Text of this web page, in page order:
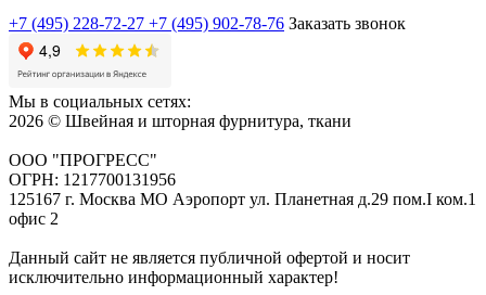
+7 (495) 228-72-27 +7 (495) 902-78-76 Заказать звонок
Мы в социальных сетях:
2026 © Швейная и шторная фурнитура, ткани
ООО "ПРОГРЕСС"
ОГРН: 1217700131956
125167 г. Москва МО Аэропорт ул. Планетная д.29 пом.I ком.1
офис 2
Данный сайт не является публичной офертой и носит
исключительно информационный характер!